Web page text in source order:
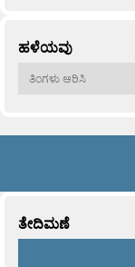
ಹಳೆಯವು
ಹಳೆಯವು
ತೇದಿಮಣೆ